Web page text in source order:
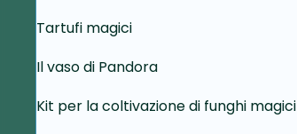
Tartufi magici
Il vaso di Pandora
Kit per la coltivazione di funghi magici